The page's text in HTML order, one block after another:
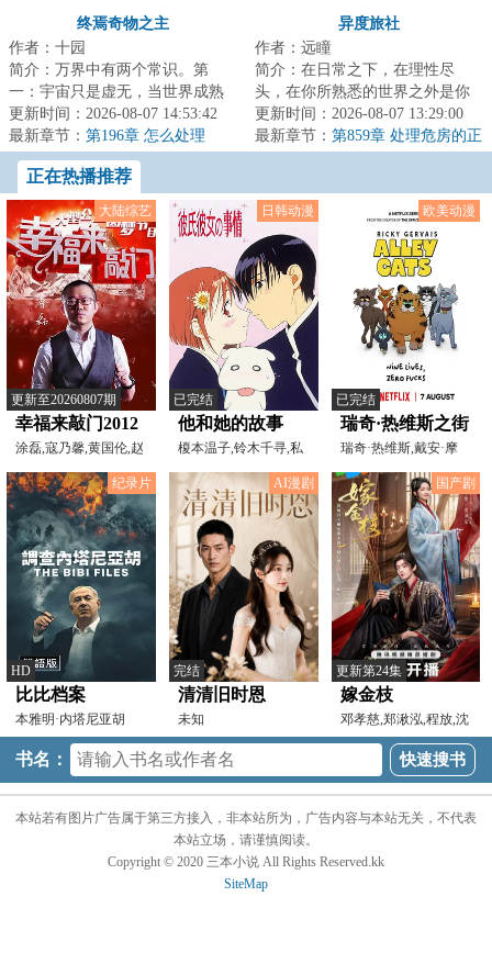
终焉奇物之主
作者：十园
简介：万界中有两个常识。第
一：宇宙只是虚无，当世界成熟
后，将会无可避免地坠入母河，
往终焉而去。届时...
更新时间：2026-08-07 14:53:42
最新章节： 第196章 怎么处理
（5k）
异度旅社
作者：远瞳
简介：在日常之下，在理性尽
头，在你所熟悉的世界之外是你
从未想象过的风景。当于生第一
次打开那扇门的时...
更新时间：2026-08-07 13:29:00
最新章节： 第859章 处理危房的正
正在热播推荐
大陆综艺
更新至20260807期
幸福来敲门2012
涂磊,寇乃馨,黄国伦,赵
小叶,大兵
日韩动漫
已完结
他和她的故事
1998
榎本温子,铃木千寻,私
市淳,草尾毅,渡边由纪
欧美动漫
已完结
瑞奇·热维斯之街
猫一族
瑞奇·热维斯,戴安·摩
根,汤姆·巴斯登,大
纪录片
HD
比比档案
本雅明·内塔尼亚胡
AI漫剧
完结
清清旧时恩
未知
国产剧
更新第24集
嫁金枝
邓孝慈,郑湫泓,程放,沈
芝弈,崔旭宇,钱可儿,
书名：
本站若有图片广告属于第三方接入，非本站所为，广告内容与本站无关，不代表
本站立场，请谨慎阅读。
Copyright © 2020 三本小说 All Rights Reserved.kk
SiteMap